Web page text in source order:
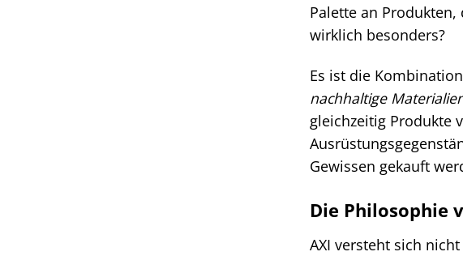
Palette an
wirklich besonders?
Es ist die
nachhaltige
gleichzeitig Produkte
Gewissen gekauft
Die Philosophie
AXI versteht sich